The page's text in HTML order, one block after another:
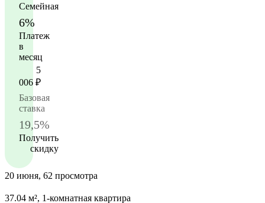
Семейная
6%
Платеж
в
месяц
5
006 ₽
Базовая
ставка
19,5%
Получить
скидку
20 июня, 62 просмотра
37.04 м², 1-комнатная квартира